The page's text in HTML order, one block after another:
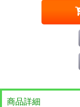
商品詳細